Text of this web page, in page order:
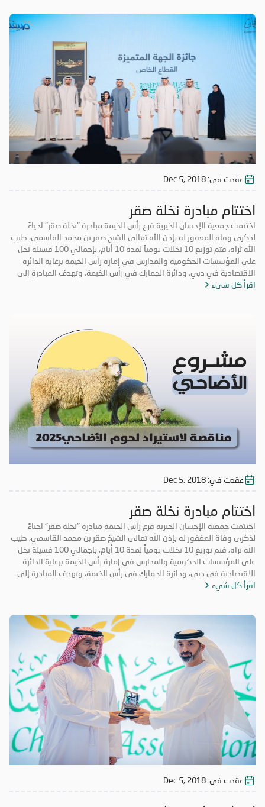
عقدت في: Dec 5, 2018
اختتام مبادرة نخلة صقر
اختتمت جمعية الإحسان الخيرية فرع رأس الخيمة مبادرة "نخلة صقر" احياءً
لذكرى وفاة المغفور له بإذن الله تعالى الشيخ صقر بن محمد القاسمي، طيب
الله ثراه، فتم توزيع 10 نخلات يومياً لمدة 10 أيام، بإجمالي 100 فسيلة نخل
على المؤسسات الحكومية والمدارس في إمارة رأس الخيمة برعاية الدائرة
الاقتصادية في دبي، ودائرة الجمارك في رأس الخيمة، وتهدف المبادرة إلى
اقرأ كل شيء
عقدت في: Dec 5, 2018
اختتام مبادرة نخلة صقر
اختتمت جمعية الإحسان الخيرية فرع رأس الخيمة مبادرة "نخلة صقر" احياءً
لذكرى وفاة المغفور له بإذن الله تعالى الشيخ صقر بن محمد القاسمي، طيب
الله ثراه، فتم توزيع 10 نخلات يومياً لمدة 10 أيام، بإجمالي 100 فسيلة نخل
على المؤسسات الحكومية والمدارس في إمارة رأس الخيمة برعاية الدائرة
الاقتصادية في دبي، ودائرة الجمارك في رأس الخيمة، وتهدف المبادرة إلى
وموظفي الشرطة المجتمعية، ومشاركة طلاب من مدرسة الخران للتعليم
الأساسي، وفريق الإحسان التطوعي.
اقرأ كل شيء
عقدت في: Dec 5, 2018